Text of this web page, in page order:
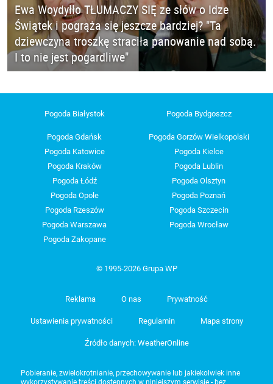
Ewa Woydyłło TŁUMACZY SIĘ ze słów o Idze
Świątek i pogrąża się jeszcze bardziej? "Ta
dziewczyna troszkę straciła panowanie nad sobą.
I to nie jest pogardliwe"
Pogoda Białystok Pogoda Bydgoszcz
Pogoda Gdańsk
Pogoda Gorzów Wielkopolski
Pogoda Katowice
Pogoda Kielce
Pogoda Kraków
Pogoda Lublin
Pogoda Łódź
Pogoda Olsztyn
Pogoda Opole
Pogoda Poznań
Pogoda Rzeszów
Pogoda Szczecin
Pogoda Warszawa
Pogoda Wrocław
Pogoda Zakopane
© 1995-2026 Grupa WP
Reklama O nas Prywatność
Ustawienia prywatności Regulamin Mapa strony
Źródło danych: WeatherOnline
Pobieranie, zwielokrotnianie, przechowywanie lub jakiekolwiek inne
wykorzystywanie treści dostępnych w niniejszym serwisie - bez